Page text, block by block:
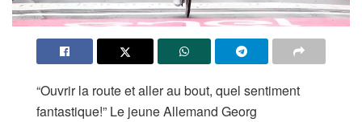
“Ouvrir la route et aller au bout, quel sentiment
fantastique!” Le jeune Allemand Georg